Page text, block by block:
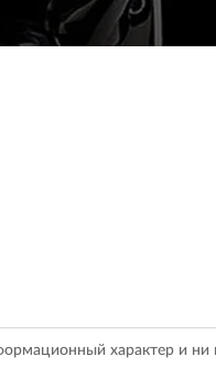
характер и